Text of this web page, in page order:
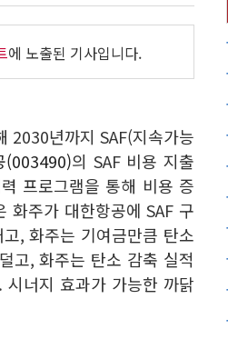
에 노출된 기사입니다.
2030년까지 SAF(지속가능
(003490)의 SAF 비용 지출
프로그램을 통해 비용 증
화주가 대한항공에 SAF 구
, 화주는 기여금만큼 탄소
고, 화주는 탄소 감축 실적
너지 효과가 가능한 까닭